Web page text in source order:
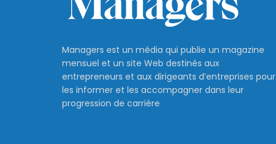
Managers est un média qui publie un magazine
mensuel et un site Web destinés aux
entrepreneurs et aux dirigeants d’entreprises pour
les informer et les accompagner dans leur
progression de carrière